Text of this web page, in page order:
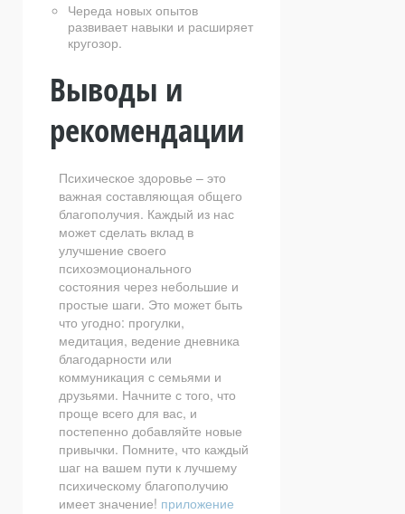
Череда новых опытов
развивает навыки и расширяет
кругозор.
Выводы и
рекомендации
Психическое здоровье – это
важная составляющая общего
благополучия. Каждый из нас
может сделать вклад в
улучшение своего
психоэмоционального
состояния через небольшие и
простые шаги. Это может быть
что угодно: прогулки,
медитация, ведение дневника
благодарности или
коммуникация с семьями и
друзьями. Начните с того, что
проще всего для вас, и
постепенно добавляйте новые
привычки. Помните, что каждый
шаг на вашем пути к лучшему
психическому благополучию
имеет значение! приложение